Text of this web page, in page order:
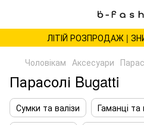
ЛІТІЙ РОЗПРОДАЖ |
Чоловікам Аксесуари
Парасолі Bugatti
Сумки та валізи
Гаманці